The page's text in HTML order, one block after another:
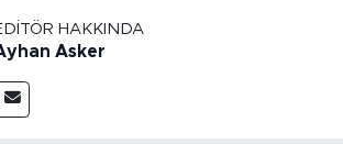
HAKKINDA
Asker